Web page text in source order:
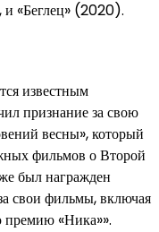
и «Беглец» (2020).
известным
признание за свою
весны», который
фильмов о Второй
был награжден
свои фильмы, включая
премию «Ника»».